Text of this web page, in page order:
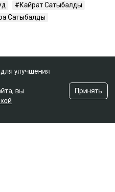
Кайрат Сатыбалды
Сатыбалды
улучшения
вы
Принять